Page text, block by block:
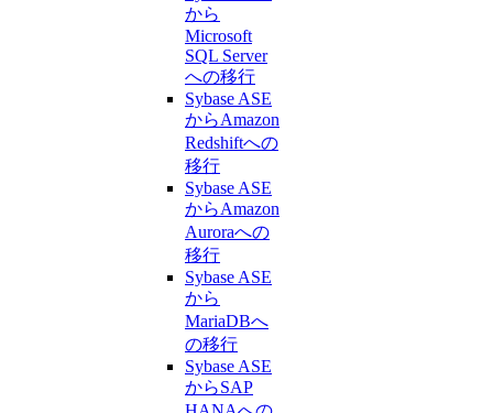
から
Microsoft
SQL Server
への移行
Sybase ASE
からAmazon
Redshiftへの
移行
Sybase ASE
からAmazon
Auroraへの
移行
Sybase ASE
から
MariaDBへ
の移行
Sybase ASE
からSAP